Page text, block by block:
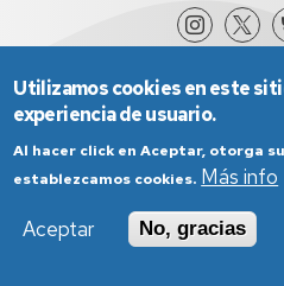
Política de Privacidad
Utilizamos cookies en este
experiencia de usuario.
Al hacer click en Aceptar, otorga
establezcamos cookies. Más info
Aceptar
No, gracias